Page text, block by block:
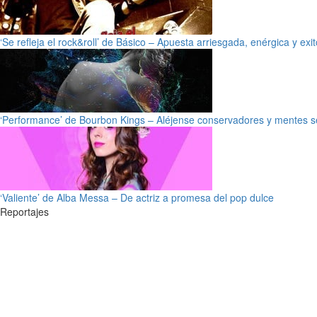
‘Se refleja el rock&roll’ de Básico – Apuesta arriesgada, enérgica y
‘Performance’ de Bourbon Kings – Aléjense conservadores y mentes
‘Valiente’ de Alba Messa – De actriz a promesa del pop dulce
Reportajes